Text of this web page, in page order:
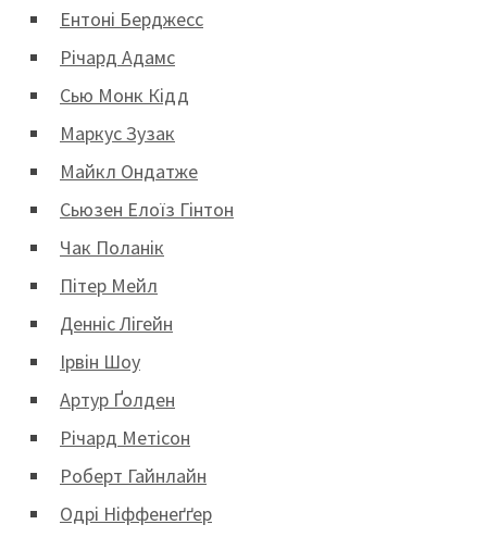
Ентоні Берджесс
Річард Адамс
Сью Монк Кідд
Маркус Зузак
Майкл Ондатже
Сьюзен Елоїз Гінтон
Чак Поланік
Пітер Мейл
Денніс Лігейн
Ірвін Шоу
Артур Ґолден
Річард Метісон
Роберт Гайнлайн
Одрі Ніффенеґґер